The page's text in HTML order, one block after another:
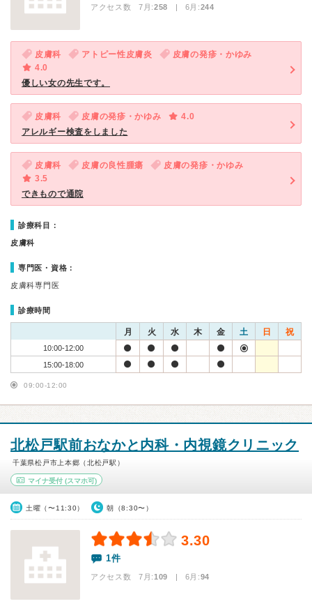
アクセス数 7月:258 | 6月:244
皮膚科 アトピー性皮膚炎
皮膚の発疹・かゆみ
4.0
優しい女の先生です。
皮膚科 皮膚の発疹・かゆみ
4.0
アレルギー検査をしました
皮膚科 皮膚の良性腫瘍
皮膚の発疹・かゆみ
3.5
できもので通院
診療科目：
皮膚科
専門医・資格：
皮膚科専門医
診療時間
月 火 水 木 金 土 日 祝
10:00-12:00
15:00-18:00
09:00-12:00
北松戸駅前おなかと内科・内視鏡クリニック
千葉県松戸市上本郷（北松戸駅）
マイナ受付 (スマホ可)
土曜（〜11:30） 朝（8:30〜）
3.30
1件
アクセス数 7月:109 | 6月:94